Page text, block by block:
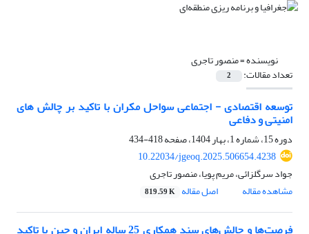
نویسنده =منصور تاجری
تعداد مقالات: 2
توسعه اقتصادی - اجتماعی سواحل مکران با تاکید بر چالش های
امنیتی و دفاعی
دوره 15، شماره 1، بهار 1404، صفحه
418-434
10.22034/jgeoq.2025.506654.4238
جواد سرگلزائی، مریم پویا، منصور تاجری
مشاهده مقاله
اصل مقاله 819.59 K